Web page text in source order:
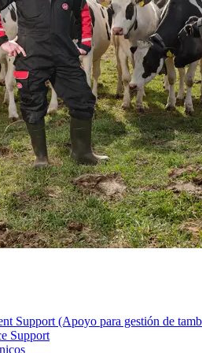
Support (Apoyo para gestión de
Support